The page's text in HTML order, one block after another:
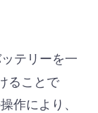
テリーを一
ることで
作により、